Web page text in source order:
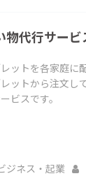
物代行サービ
ットを各家庭に
ットから注文し
ビスです。
ジネス・起業